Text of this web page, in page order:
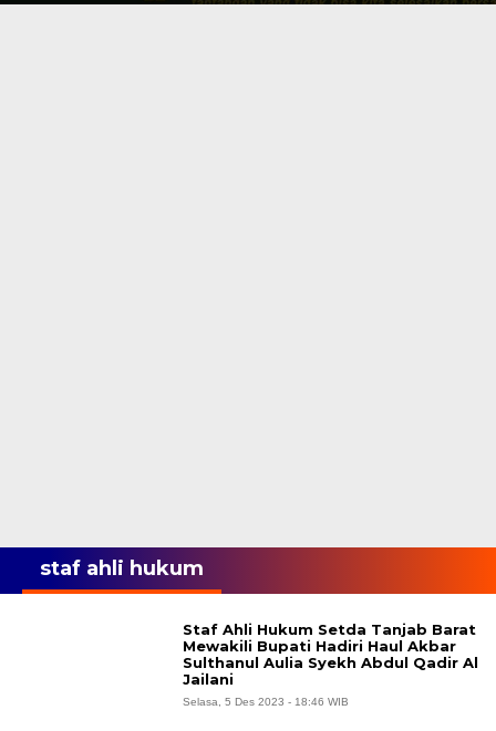
staf ahli hukum
Staf Ahli Hukum Setda Tanjab Barat
Mewakili Bupati Hadiri Haul Akbar
Sulthanul Aulia Syekh Abdul Qadir Al
Jailani
Selasa, 5 Des 2023 - 18:46 WIB